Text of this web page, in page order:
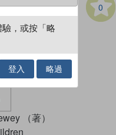
0
（著）
，或按「略
登入 略過